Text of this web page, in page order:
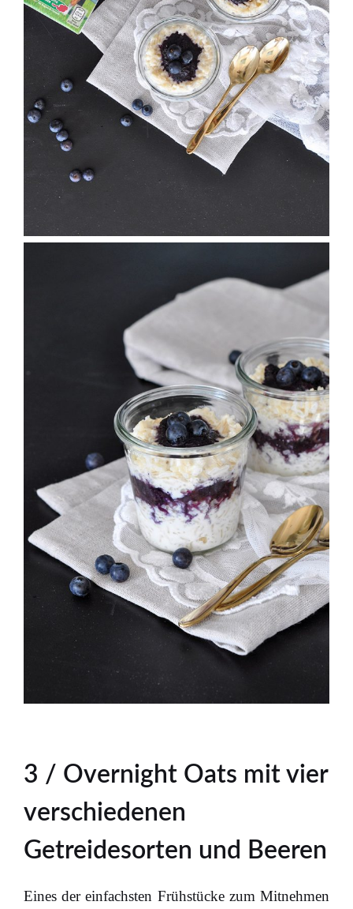
3 / Overnight Oats mit vier
verschiedenen
Getreidesorten und Beeren
Eines der einfachsten Frühstücke zum Mitnehmen